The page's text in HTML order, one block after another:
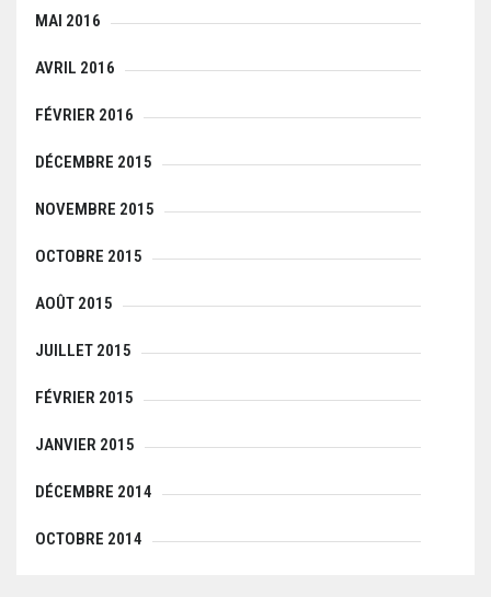
MAI 2016
AVRIL 2016
FÉVRIER 2016
DÉCEMBRE 2015
NOVEMBRE 2015
OCTOBRE 2015
AOÛT 2015
JUILLET 2015
FÉVRIER 2015
JANVIER 2015
DÉCEMBRE 2014
OCTOBRE 2014